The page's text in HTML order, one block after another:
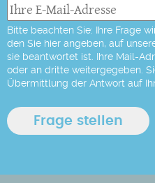
Bitte beachten Sie: Ihre Frage
den Sie hier angeben, auf
sie beantwortet ist. Ihre Mail-
oder an dritte weitergegeben.
Übermittlung der Antwort auf